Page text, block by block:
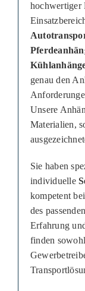
hochwertiger
genau den
Unsere
Materialien,
Sie haben
individuelle
kompetent
des
Erfahrung
finden